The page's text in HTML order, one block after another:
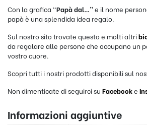
Con la grafica “Papà dal…”e il nome
papà è una splendida idea regalo.
Sul nostro sito trovate questo e molti altri
da regalare alle persone che occupano un
vostro cuore.
Scopri tutti i nostri prodotti disponibili sul
Non dimenticate di seguirci su Facebooke
Informazioni aggiuntive